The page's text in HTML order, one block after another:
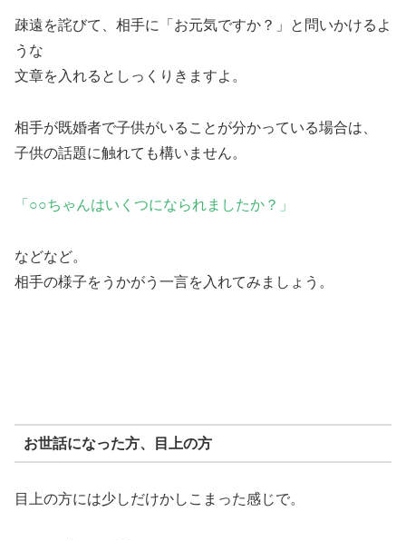
疎遠を詫びて、相手に「お元気ですか？」と問いかけるよ
うな
文章を入れるとしっくりきますよ。
相手が既婚者で子供がいることが分かっている場合は、
子供の話題に触れても構いません。
「○○ちゃんはいくつになられましたか？」
などなど。
相手の様子をうかがう一言を入れてみましょう。
お世話になった方、目上の方
目上の方には少しだけかしこまった感じで。